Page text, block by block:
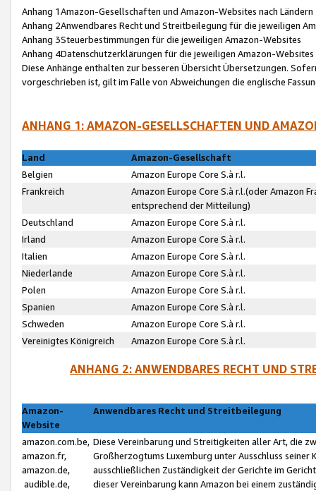
Anhang 1Amazon-Gesellschaften und Amazon-Websites nach Ländern
Anhang 2Anwendbares Recht und Streitbeilegung für die jeweiligen
Anhang 3Steuerbestimmungen für die jeweiligen Amazon-Websites
Anhang 4Datenschutzerklärungen für die jeweiligen Amazon-Websites
Diese Anhänge enthalten zur besseren Übersicht Übersetzungen.
vorgeschrieben ist, gilt im Falle von Abweichungen die englische
ANHANG 1: AMAZON-GESELLSCHAFTEN UND
Land
Amazon-Gesellschaft
Belgien
Amazon Europe Core S.à r.l.
Frankreich
Amazon Europe Core S.à r.l.(oder Amazon
entsprechend der Mitteilung)
Deutschland
Amazon Europe Core S.à r.l.
Irland
Amazon Europe Core S.à r.l.
Italien
Amazon Europe Core S.à r.l.
Niederlande
Amazon Europe Core S.à r.l.
Polen
Amazon Europe Core S.à r.l.
Spanien
Amazon Europe Core S.à r.l.
Schweden
Amazon Europe Core S.à r.l.
Vereinigtes Königreich
Amazon Europe Core S.à r.l.
ANHANG 2: ANWENDBARES RECHT UND
Amazon-
Website
Anwendbares Recht und Streitbeilegung
amazon.com.be,
amazon.fr,
amazon.de,
audible.de,
Diese Vereinbarung und Streitigkeiten aller Art, die
Großherzogtums Luxemburg unter Ausschluss
ausschließlichen Zuständigkeit der Gerichte im
dieser Vereinbarung kann Amazon bei einem